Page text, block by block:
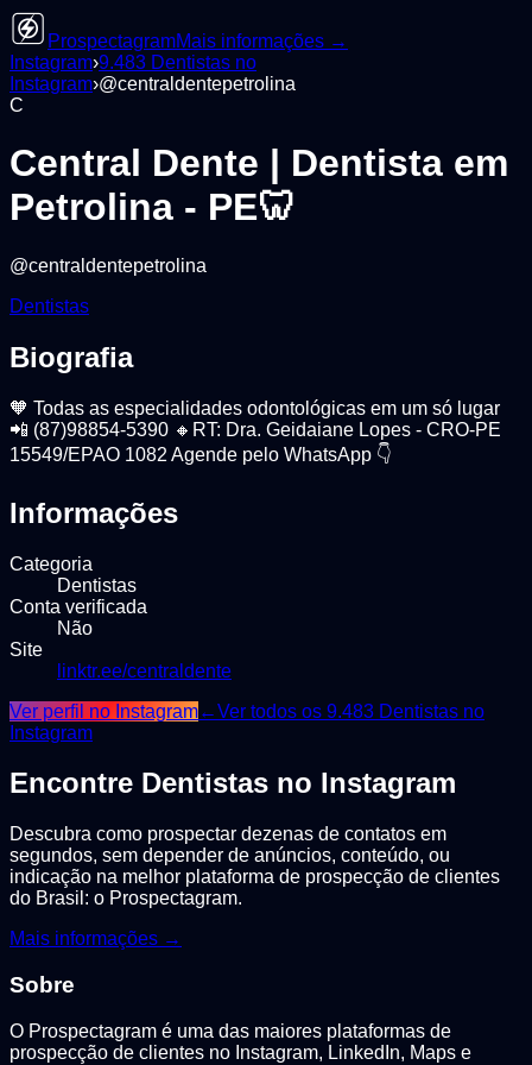
ProspectagramMais informações →
Instagram›9.483 Dentistas no
Instagram›@centraldentepetrolina
C
Central Dente | Dentista em
Petrolina - PE🦷
@centraldentepetrolina
Dentistas
Biografia
🧡 Todas as especialidades odontológicas em um só lugar
📲 (87)98854-5390 🔸RT: Dra. Geidaiane Lopes - CRO-PE
15549/EPAO 1082 Agende pelo WhatsApp 👇
Informações
Categoria
Dentistas
Conta verificada
Não
Site
linktr.ee/centraldente
Ver perfil no Instagram←Ver todos os 9.483 Dentistas no
Instagram
Encontre Dentistas no Instagram
Descubra como prospectar dezenas de contatos em
segundos, sem depender de anúncios, conteúdo, ou
indicação na melhor plataforma de prospecção de clientes
do Brasil: o Prospectagram.
Mais informações →
Sobre
O Prospectagram é uma das maiores plataformas de
prospecção de clientes no Instagram, LinkedIn, Maps e